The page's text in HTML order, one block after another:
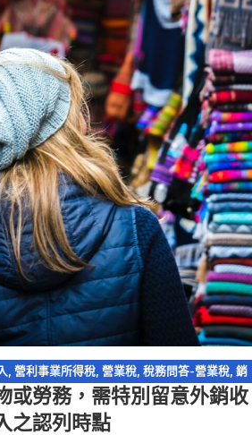
, 營利事業所得稅, 營業稅, 稅務問答-營業稅, 銷
售貨物與勞務
或勞務，需特別留意外銷收
之認列時點